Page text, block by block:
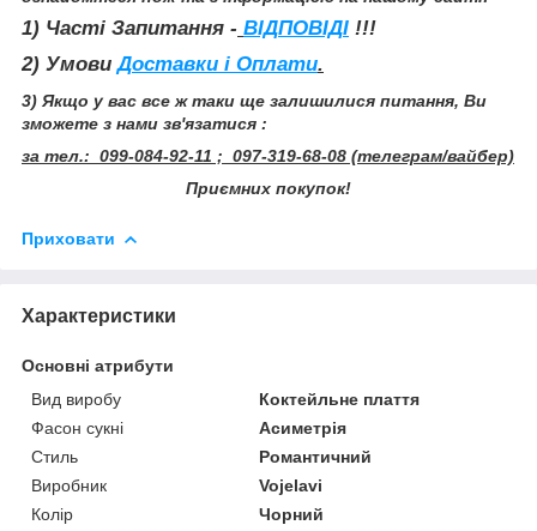
1) Часті Запитання - ВІДПОВІДІ !!!
2) УмовиДоставки і Оплати.
3) Якщо у вас все ж таки ще залишилися питання, Ви
зможете з нами зв'язатися :
за тел.: 099-084-92-11 ; 097-319-68-08 (телеграм/вайбер)
Приємних покупок!
Приховати
Характеристики
Основні атрибути
Вид виробу
Коктейльне плаття
Фасон сукні
Асиметрія
Стиль
Романтичний
Виробник
Vojelavi
Колір
Чорний